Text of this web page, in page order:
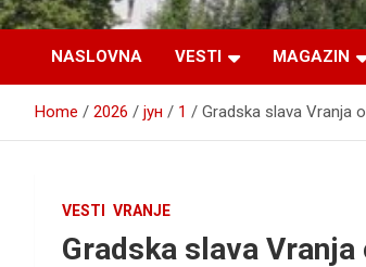
NASLOVNA VESTI MAGAZIN
Home 2026 јун 1 Gradska slava Vranja
VESTI VRANJE
Gradska slava